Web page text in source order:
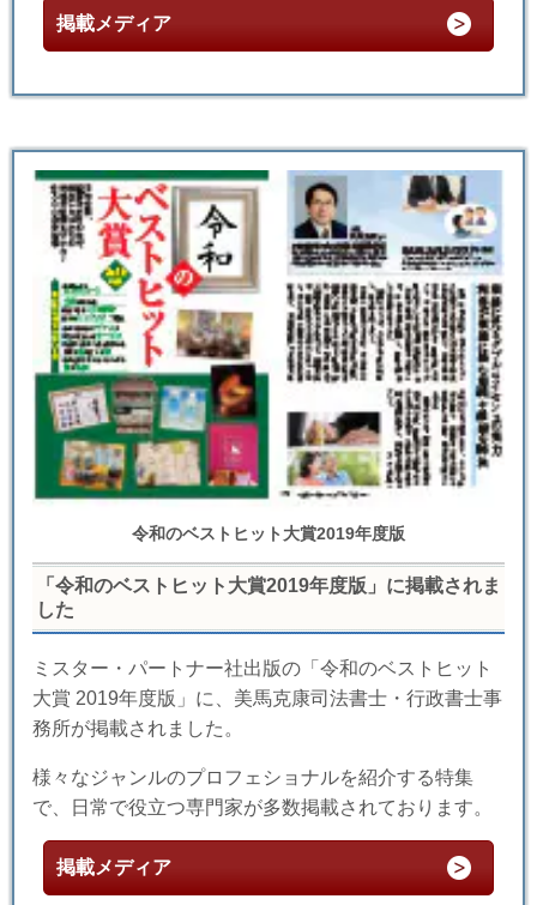
掲載メディア
令和のベストヒット大賞2019年度版
「令和のベストヒット大賞2019年度版」に掲載されま
した
ミスター・パートナー社出版の「令和のベストヒット
大賞 2019年度版」に、美馬克康司法書士・行政書士事
務所が掲載されました。
様々なジャンルのプロフェショナルを紹介する特集
で、日常で役立つ専門家が多数掲載されております。
掲載メディア